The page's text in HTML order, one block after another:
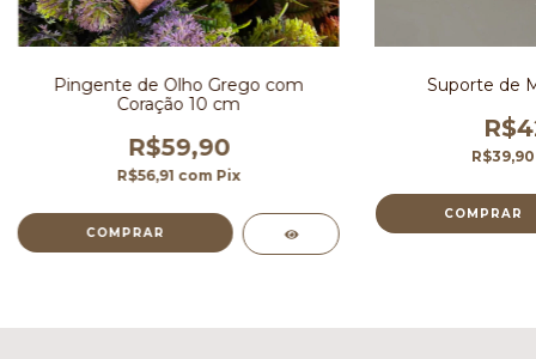
Pingente de Olho Grego com
Coração 10 cm
R$59,90
R$56,91 com Pix
Suporte de